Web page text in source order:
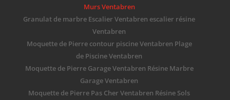
Murs Ventabren
Granulat de marbre Escalier Ventabren escalier résine
Ventabren
Moquette de Pierre contour piscine Ventabren Plage
de Piscine Ventabren
Moquette de Pierre Garage Ventabren Résine Marbre
Garage Ventabren
Moquette de Pierre Pas Cher Ventabren Résine Sols